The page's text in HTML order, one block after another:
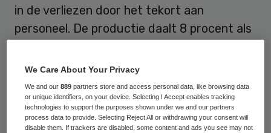
in de verliezen door het tekort aan
personeel. De productie daalt 8 procent als
medewerkers en het hoge ziekteverzuim.
We Care About Your Privacy
We and our889 partners store and access personal data, like browsing data
or unique identifiers, on your device. Selecting I Accept enables tracking
technologies to support the purposes shown under we and our partners
process data to provide. Selecting Reject All or withdrawing your consent will
disable them. If trackers are disabled, some content and ads you see may not